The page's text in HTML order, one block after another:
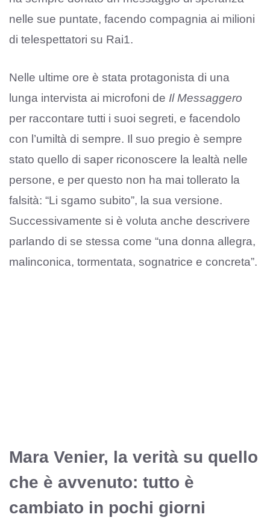
nelle sue puntate, facendo compagnia ai milioni
di telespettatori su Rai1.
Nelle ultime ore è stata protagonista di una
lunga intervista ai microfoni de Il Messaggero
per raccontare tutti i suoi segreti, e facendolo
con l’umiltà di sempre. Il suo pregio è sempre
stato quello di saper riconoscere la lealtà nelle
persone, e per questo non ha mai tollerato la
falsità: “Li sgamo subito”, la sua versione.
Successivamente si è voluta anche descrivere
parlando di se stessa come “una donna allegra,
malinconica, tormentata, sognatrice e concreta”.
Mara Venier, la verità su quello
che è avvenuto: tutto è
cambiato in pochi giorni